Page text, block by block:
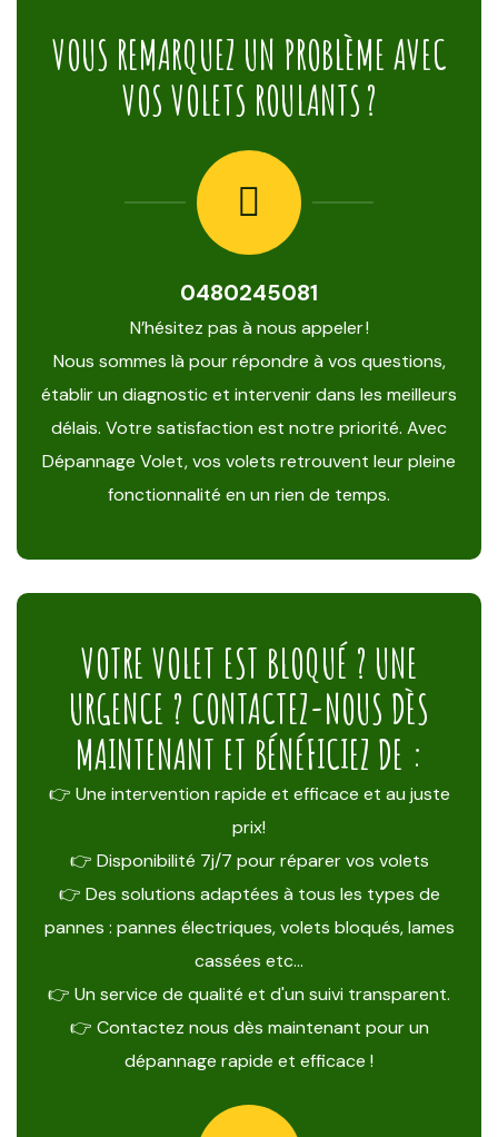
VOUS REMARQUEZ UN PROBLÈME AVEC
VOS VOLETS ROULANTS ?
0480245081
N’hésitez pas à nous appeler !
Nous sommes là pour répondre à vos questions,
établir un diagnostic et intervenir dans les meilleurs
délais. Votre satisfaction est notre priorité. Avec
Dépannage Volet, vos volets retrouvent leur pleine
fonctionnalité en un rien de temps.
VOTRE VOLET EST BLOQUÉ ? UNE
URGENCE ? CONTACTEZ-NOUS DÈS
MAINTENANT ET BÉNÉFICIEZ DE :
👉 Une intervention rapide et efficace et au juste
prix!
👉 Disponibilité 7j/7 pour réparer vos volets
👉 Des solutions adaptées à tous les types de
pannes : pannes électriques, volets bloqués, lames
cassées etc…
👉 Un service de qualité et d'un suivi transparent.
👉 Contactez nous dès maintenant pour un
dépannage rapide et efficace !